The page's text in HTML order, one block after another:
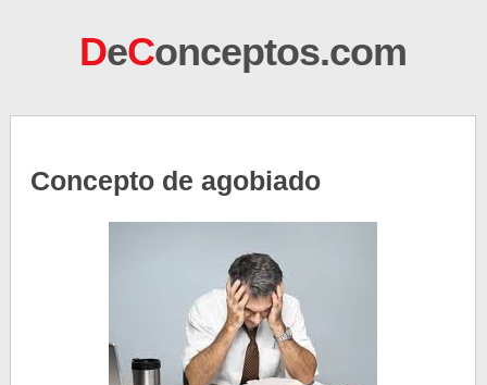
DeConceptos.com
Concepto de agobiado